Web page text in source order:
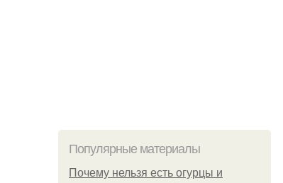
Популярные материалы
Почему нельзя есть огурцы и